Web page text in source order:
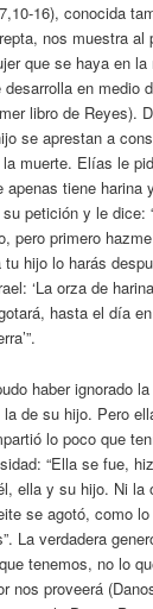
16), conocida
nos muestra al
que se haya en
en medio
libro de Reyes).
se aprestan a
muerte. Elías le
tiene harina
petición y le dice:
pero primero
hijo lo harás
‘La orza de
hasta el día
haber ignorado
de su hijo. Pero
lo poco que
“Ella se fue,
ella y su hijo. Ni la
se agotó, como
La verdadera
tenemos, no lo
nos proveerá